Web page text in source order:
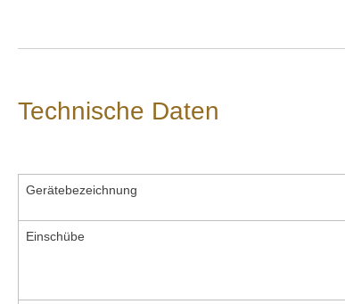
Technische Daten
Gerätebezeichnung
Einschübe